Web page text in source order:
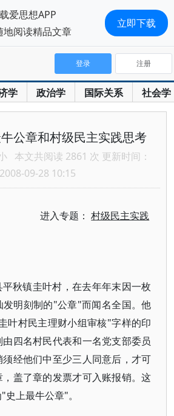
学 政治学 国际关系 社会学
登录 注册
公章和村级民主实践思考
本文共阅读 2861 次 更新时间：
2008-09-28 10:15
进入专题：村级民主实践
秋镇圭叶村，在去年年末因一枚
发明刻制的"公章"而闻名全国。他
叶村民主理财小组审核"字样的印
四名村民代表和一名党支部委员
经他们中至少三人同意后，才可
盖了章的发票才可入账报销。这
上最牛公章"。
爱思想APP
地阅读精品文章
立即下载